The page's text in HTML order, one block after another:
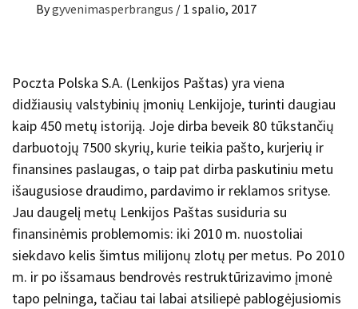
Bygyvenimasperbrangus / 1 spalio, 2017
Poczta Polska S.A. (Lenkijos Paštas) yra viena
didžiausių valstybinių įmonių Lenkijoje, turinti daugiau
kaip 450 metų istoriją. Joje dirba beveik 80 tūkstančių
darbuotojų 7500 skyrių, kurie teikia pašto, kurjerių ir
finansines paslaugas, o taip pat dirba paskutiniu metu
išaugusiose draudimo, pardavimo ir reklamos srityse.
Jau daugelį metų Lenkijos Paštas susiduria su
finansinėmis problemomis: iki 2010 m. nuostoliai
siekdavo kelis šimtus milijonų zlotų per metus. Po 2010
m. ir po išsamaus bendrovės restruktūrizavimo įmonė
tapo pelninga, tačiau tai labai atsiliepė pablogėjusiomis